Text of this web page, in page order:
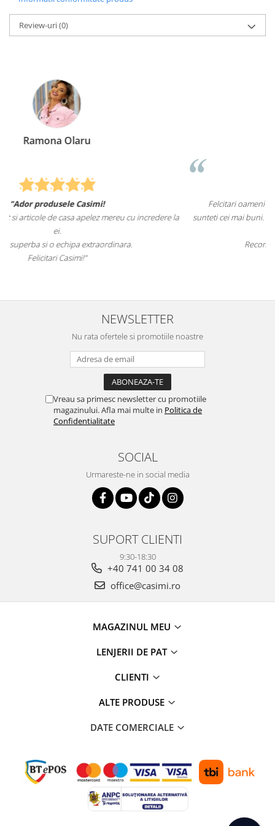
Review-uri(0)
la
Felcitari oameni minunati pentru produsele pe care le aveti,
sunteti cei mai buni. Nepotii mei au fost tare incantati de lenjeriile de
Recomand cu drag si increde Casimi.ro
NEWSLETTER
Nu rata ofertele si promotiile noastre
Vreau sa primesc newsletter cu promotiile
magazinului. Afla mai multe in Politica de
Confidentialitate
SOCIAL
Urmareste-ne in social media
SUPORT CLIENTI
9:30-18:30
+40 741 00 34 08
office@casimi.ro
MAGAZINUL MEU
LENJERII DE PAT
CLIENTI
ALTE PRODUSE
DATE COMERCIALE